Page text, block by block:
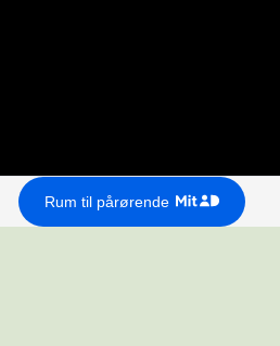
Rum til pårørende